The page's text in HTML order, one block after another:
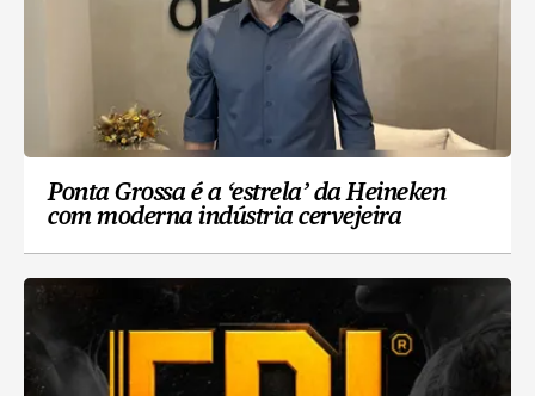
Ponta Grossa é a ‘estrela’ da Heineken
com moderna indústria cervejeira